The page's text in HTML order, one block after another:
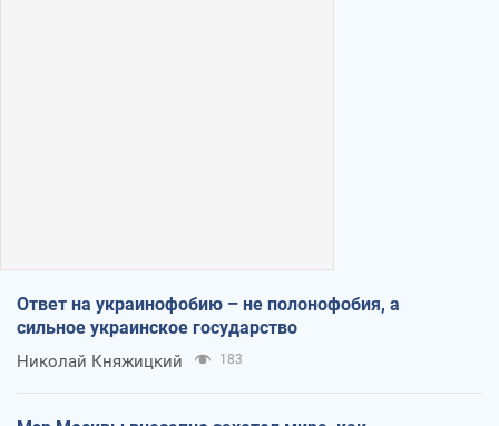
Ответ на украинофобию – не полонофобия, а
сильное украинское государство
Николай Княжицкий 183